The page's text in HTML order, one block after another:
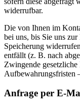
widerrufbar.
Die von Ihnen im
bei uns, bis Sie uns
Speicherung
entfällt (z. B. nach
Zwingende
Aufbewahrungsfristen
Anfrage per E-